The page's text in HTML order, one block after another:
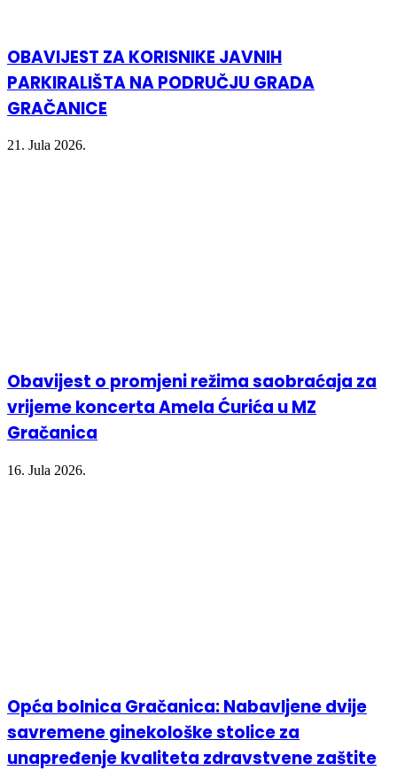
OBAVIJEST ZA KORISNIKE JAVNIH
PARKIRALIŠTA NA PODRUČJU GRADA
GRAČANICE
21. Jula 2026.
Obavijest o promjeni režima saobraćaja za
vrijeme koncerta Amela Ćurića u MZ
Gračanica
16. Jula 2026.
Opća bolnica Gračanica: Nabavljene dvije
savremene ginekološke stolice za
unapređenje kvaliteta zdravstvene zaštite